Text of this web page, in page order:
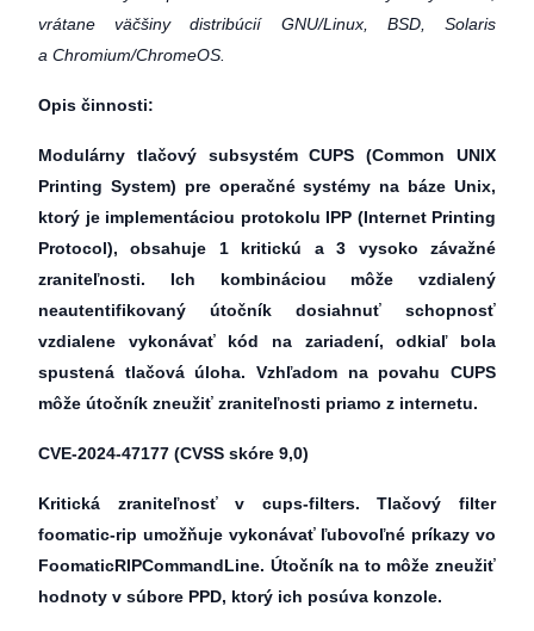
vrátane väčšiny distribúcií GNU/Linux, BSD, Solaris
a Chromium/ChromeOS.
Opis činnosti:
Modulárny tlačový subsystém CUPS (Common UNIX
Printing System) pre operačné systémy na báze Unix,
ktorý je implementáciou protokolu IPP (Internet Printing
Protocol), obsahuje 1 kritickú a 3 vysoko závažné
zraniteľnosti. Ich kombináciou môže vzdialený
neautentifikovaný útočník dosiahnuť schopnosť
vzdialene vykonávať kód na zariadení, odkiaľ bola
spustená tlačová úloha. Vzhľadom na povahu CUPS
môže útočník zneužiť zraniteľnosti priamo z internetu.
CVE-2024-47177 (CVSS skóre 9,0)
Kritická zraniteľnosť v cups-filters. Tlačový filter
foomatic-rip umožňuje vykonávať ľubovoľné príkazy vo
FoomaticRIPCommandLine. Útočník na to môže zneužiť
hodnoty v súbore PPD, ktorý ich posúva konzole.